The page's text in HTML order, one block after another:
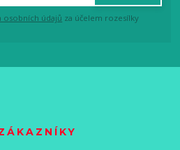
osobních údajů za účelem rozesílky